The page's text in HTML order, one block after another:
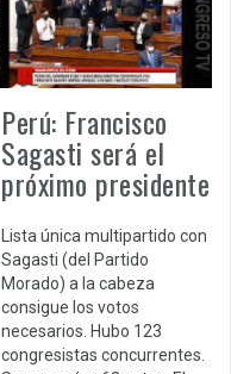
Perú: Francisco
Sagasti será el
próximo presidente
Lista única multipartido con
Sagasti (del Partido
Morado) a la cabeza
consigue los votos
necesarios. Hubo 123
congresistas concurrentes.